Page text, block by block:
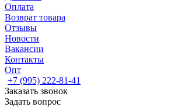
Оплата
Возврат товара
Отзывы
Новости
Вакансии
Контакты
Опт
+7 (995) 222-81-41
Заказать звонок
Задать вопрос